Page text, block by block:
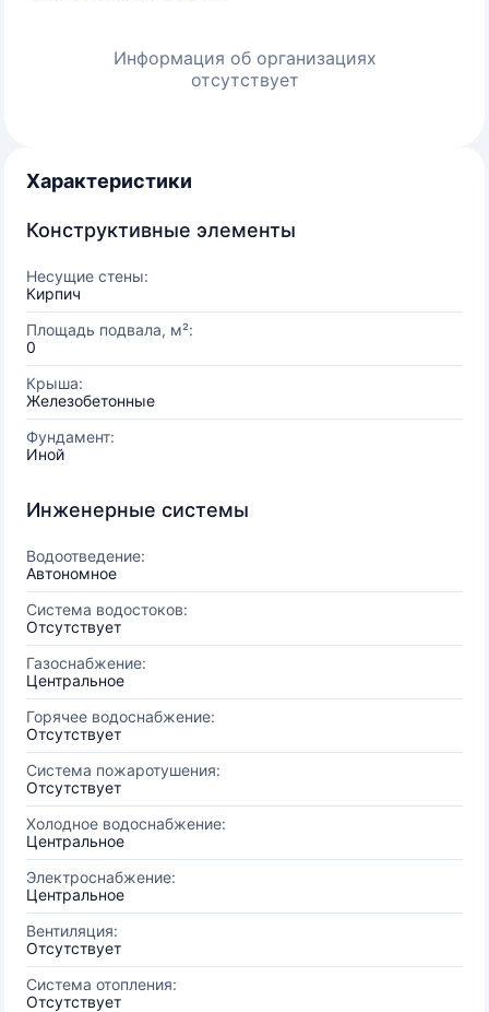
Информация об организациях
отсутствует
Характеристики
Конструктивные элементы
Несущие стены:
Кирпич
Площадь подвала, м²:
0
Крыша:
Железобетонные
Фундамент:
Иной
Инженерные системы
Водоотведение:
Автономное
Система водостоков:
Отсутствует
Газоснабжение:
Центральное
Горячее водоснабжение:
Отсутствует
Система пожаротушения:
Отсутствует
Холодное водоснабжение:
Центральное
Электроснабжение:
Центральное
Вентиляция:
Отсутствует
Система отопления:
Отсутствует